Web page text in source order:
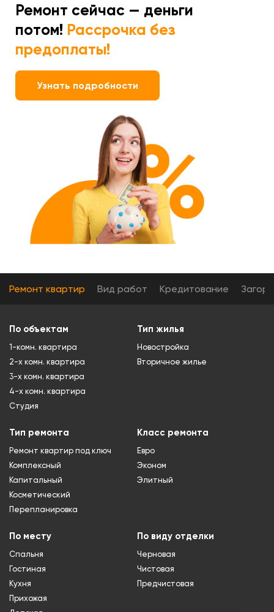
Ремонт сейчас — деньги
потом! Рассрочка без
предоплаты!
Узнать подробности
Ремонт квартир Вид работ Кредитование
По объектам
1-комн. квартира
2-х комн. квартира
3-х комн. квартира
4-х комн. квартира
Студия
Тип жилья
Новостройка
Вторичное жилье
Тип ремонта
Ремонт квартир под ключ
Комплексный
Капитальный
Косметический
Перепланировка
Класс ремонта
Евро
Эконом
Элитный
По месту
Спальня
Гостиная
Кухня
Прихожая
По виду отделки
Черновая
Чистовая
Предчистовая